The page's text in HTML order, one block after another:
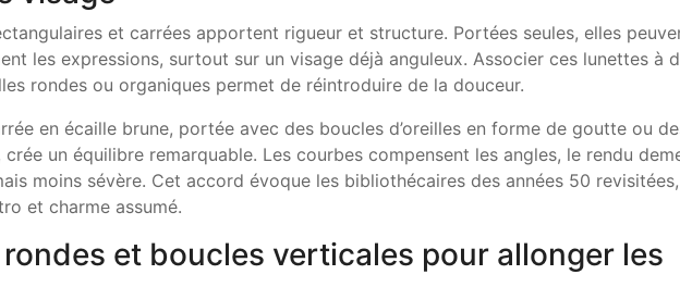
et carrées apportent rigueur et structure. Portées seules, elles
les expressions, surtout sur un visage déjà anguleux. Associer ces lunettes à
rondes ou organiques permet de réintroduire de la douceur.
en écaille brune, portée avec des boucles d’oreilles en forme de goutte ou
crée un équilibre remarquable. Les courbes compensent les angles, le rendu
moins sévère. Cet accord évoque les bibliothécaires des années 50 revisitées,
et charme assumé.
et boucles verticales pour allonger les